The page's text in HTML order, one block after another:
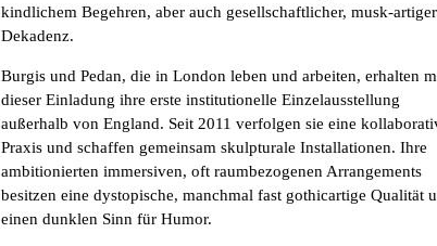
kindlichem Begehren, aber auch gesellschaftlicher, musk-artiger
Dekadenz.
Burgis und Pedan, die in London leben und arbeiten, erhalten
dieser Einladung ihre erste institutionelle Einzelausstellung
außerhalb von England. Seit 2011 verfolgen sie eine
Praxis und schaffen gemeinsam skulpturale Installationen. Ihre
ambitionierten immersiven, oft raumbezogenen Arrangements
besitzen eine dystopische, manchmal fast gothicartige Qualität
einen dunklen Sinn für Humor.